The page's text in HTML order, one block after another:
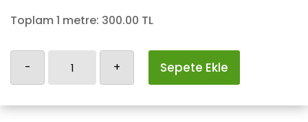
450.00 TL.
Toplam 1 metre: 300.00 TL
- + Sepete Ekle